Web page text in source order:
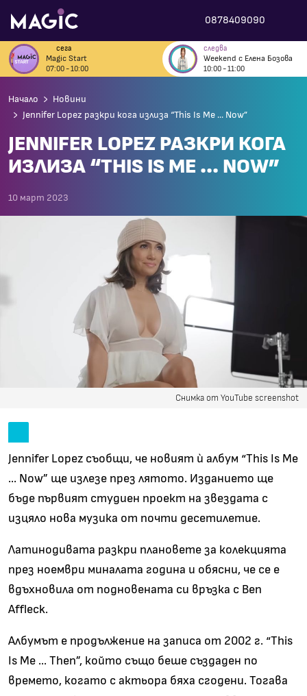
0878409090
сега
Magic Start
07:00 - 10:00
следва
Weekend с Елена Бозова
10:00 - 11:00
Начало
Новини
Jennifer Lopez разкри кога излиза “This Is Me ... Now”
JENNIFER LOPEZ РАЗКРИ КОГА
ИЗЛИЗА “THIS IS ME ... NOW”
10 март 2023
Снимка от YouTube screenshot
Jennifer Lopez съобщи, че новият ѝ албум “This Is Me
... Now” ще излезе през лятото. Изданието ще
бъде първият студиен проект на звездата с
изцяло нова музика от почти десетилетие.
Латинодивата разкри плановете за колекцията
през ноември миналата година и обясни, че се е
вдъхновила от подновената си връзка с Ben
Affleck.
Албумът е продължение на записа от 2002 г. “This
Is Me ... Then”, който също беше създаден по
времето, когато с актьора бяха сгодени. Тогава